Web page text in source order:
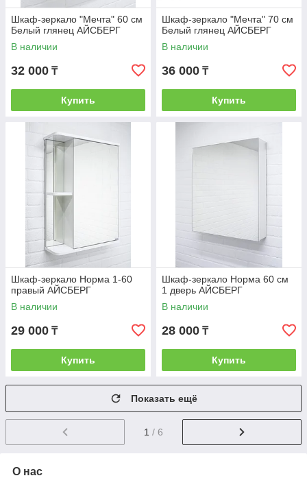
Шкаф-зеркало "Мечта" 60 см
Белый глянец АЙСБЕРГ
В наличии
32 000 ₸
Купить
Шкаф-зеркало "Мечта" 70 см
Белый глянец АЙСБЕРГ
В наличии
36 000 ₸
Купить
Шкаф-зеркало Норма 1-60
правый АЙСБЕРГ
В наличии
29 000 ₸
Купить
Шкаф-зеркало Норма 60 см
1 дверь АЙСБЕРГ
В наличии
28 000 ₸
Купить
Показать ещё
1 / 6
О нас